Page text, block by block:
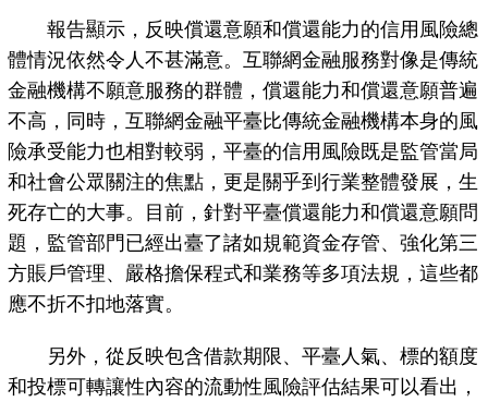
報告顯示，反映償還意願和償還能力的信用風險總
體情況依然令人不甚滿意。互聯網金融服務對像是傳統
金融機構不願意服務的群體，償還能力和償還意願普遍
不高，同時，互聯網金融平臺比傳統金融機構本身的風
險承受能力也相對較弱，平臺的信用風險既是監管當局
和社會公眾關注的焦點，更是關乎到行業整體發展，生
死存亡的大事。目前，針對平臺償還能力和償還意願問
題，監管部門已經出臺了諸如規範資金存管、強化第三
方賬戶管理、嚴格擔保程式和業務等多項法規，這些都
應不折不扣地落實。
另外，從反映包含借款期限、平臺人氣、標的額度
和投標可轉讓性內容的流動性風險評估結果可以看出，